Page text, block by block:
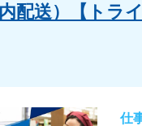
配送）【トラ
仕